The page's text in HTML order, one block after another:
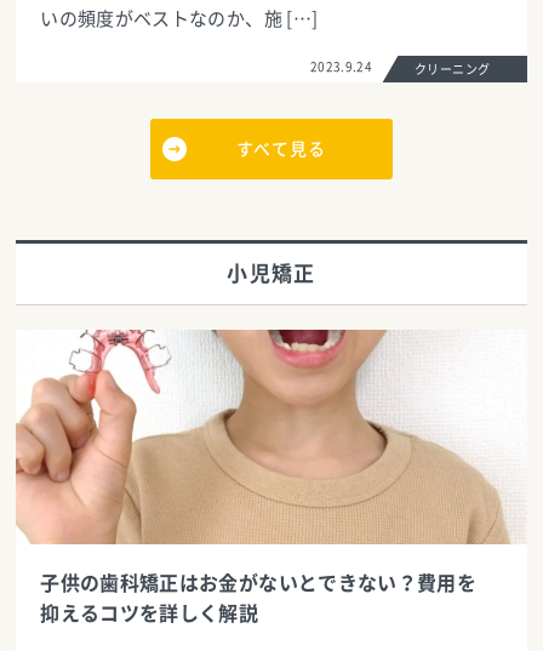
いの頻度がベストなのか、施 […]
2023.9.24 クリーニング
すべて見る
小児矯正
子供の歯科矯正はお金がないとできない？費用を
抑えるコツを詳しく解説